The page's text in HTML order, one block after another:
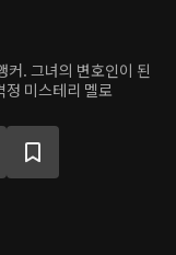
커. 그녀의 변호인이 된
미스테리 멜로